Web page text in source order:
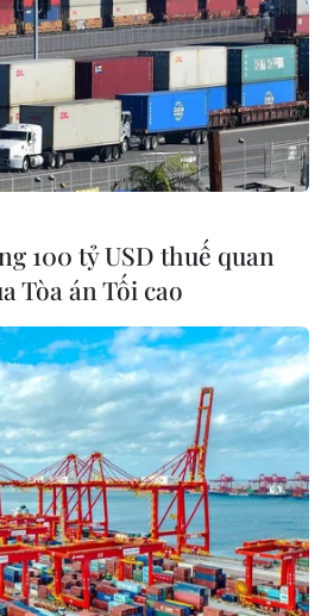
100 tỷ USD thuế quan
Tòa án Tối cao